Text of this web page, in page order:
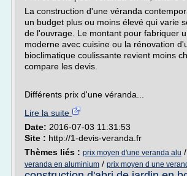
La construction d'une véranda
un budget plus ou moins élevé qui varie
de l'ouvrage. Le montant pour fabriquer
moderne avec cuisine ou la rénovation
bioclimatique coulissante revient moins
compare les devis.
Différents prix d'une véranda...
Lire la suite
Date: 2016-07-03 11:31:53
Site : http://1-devis-veranda.fr
Thèmes liés : prix moyen d'une veranda alu /
veranda en aluminium / prix moyen d une